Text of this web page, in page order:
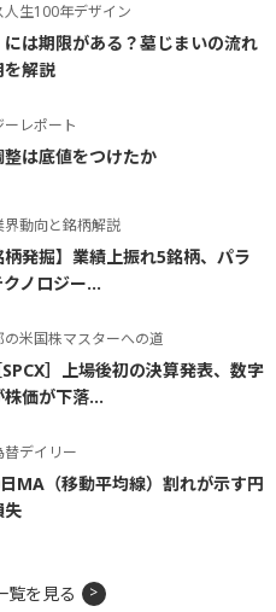
人生100年デザイン
には期限がある？墓じまいの流れ
を解説
レポート
は底値をつけたか
界動向と銘柄解説
柄発掘】業績上振れ5銘柄、パラ
ノロジー...
の米国株マスターへの道
］上場後初の決算発表、数字
価が下落...
デイリー
日MA（移動平均線）割れが示す円
失
覧を見る